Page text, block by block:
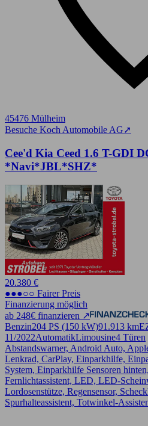
45476 Mülheim
Besuche Koch Automobile AG➚
Cee'd Kia Ceed 1.6 T-GDI
*Navi*JBL*SHZ*
20.380 €
●●●○○ Fairer Preis
Finanzierung möglich
ab 248€ finanzieren ↗
Benzin204 PS (150 kW)91.913 km
11/2022AutomatikLimousine4 Türen
Abstandswarner, Android Auto,
Lenkrad, CarPlay, Einparkhilfe,
System, Einparkhilfe Sensoren
Fernlichtassistent, LED, LED-
Lordosenstütze, Regensensor,
Spurhalteassistent, Totwinkel-